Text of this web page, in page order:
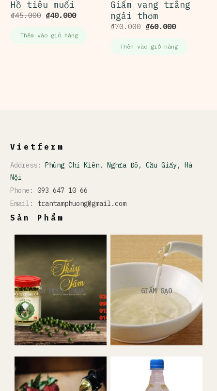
Hồ tiêu muối
₫45.000 ₫40.000
Thêm vào giỏ hàng
Giấm vang trắng
ngải thơm
₫70.000 ₫60.000
Thêm vào giỏ hàng
Vietferm
Address: Phùng Chí Kiên, Nghĩa Đô, Cầu Giấy, Hà
Nội
Phone: 093 647 10 66
Email: trantamphuong@gmail.com
Sản Phẩm
ĐỒ MUỐI CHUA GIẤM GẠO